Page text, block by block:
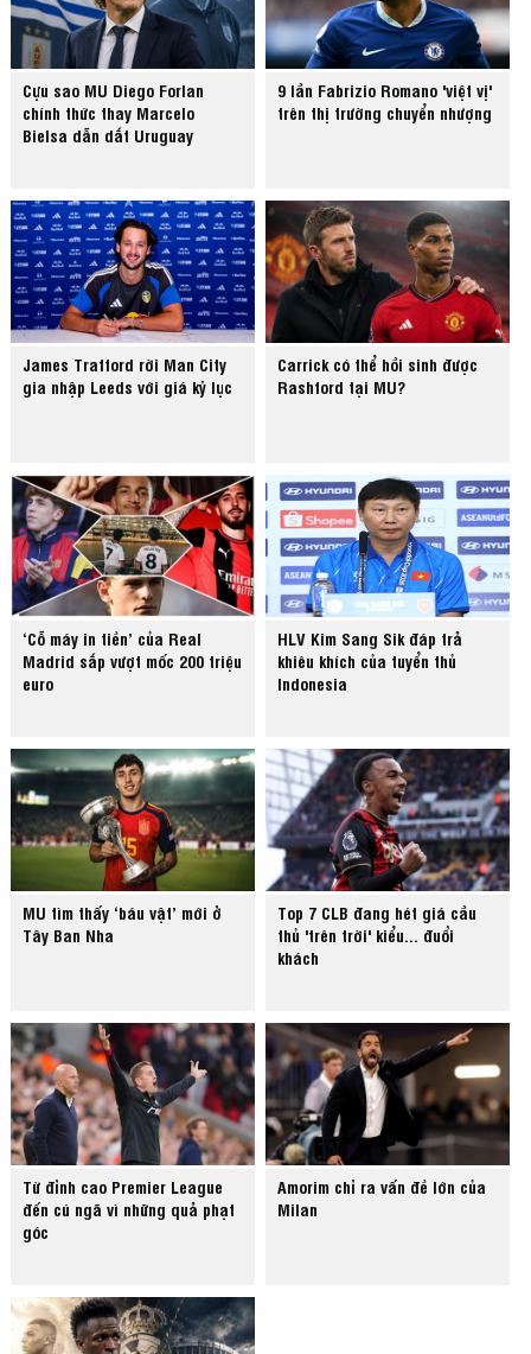
Cựu sao MU Diego Forlan
chính thức thay Marcelo
Bielsa dẫn dắt Uruguay
9 lần Fabrizio Romano 'việt vị'
trên thị trường chuyển nhượng
James Trafford rời Man City
gia nhập Leeds với giá kỷ lục
Carrick có thể hồi sinh được
Rashford tại MU?
‘Cỗ máy in tiền’ của Real
Madrid sắp vượt mốc 200 triệu
euro
HLV Kim Sang Sik đáp trả
khiêu khích của tuyển thủ
Indonesia
MU tìm thấy ‘báu vật’ mới ở
Tây Ban Nha
Top 7 CLB đang hét giá cầu
thủ 'trên trời' kiểu... đuổi
khách
Từ đỉnh cao Premier League
đến cú ngã vì những quả phạt
góc
Amorim chỉ ra vấn đề lớn của
Milan